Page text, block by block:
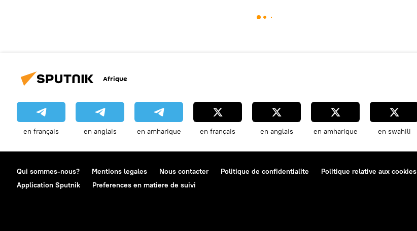
Afrique
en français en anglais en amharique en français en anglais en amharique en swahili
Qui sommes-nous? Mentions legales Nous contacter Politique de confidentialite Politique relative aux cookies
Application Sputnik
Preferences en matiere de suivi